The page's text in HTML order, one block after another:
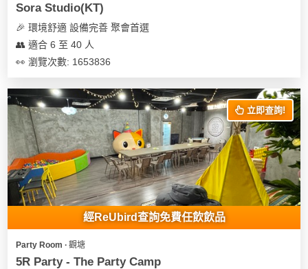
會
及
拍
餐
廳
BBQ
場
地
奇
玩
Sora Studio(KT)
🎉 環境舒適 設備完善 聚會首選
👥 適合 6 至 40 人
👀 瀏覽次數: 1653836
立即查詢!
經ReUbird查詢免費任飲飲品
Party Room ∙ 觀塘
5R Party - The Party Camp